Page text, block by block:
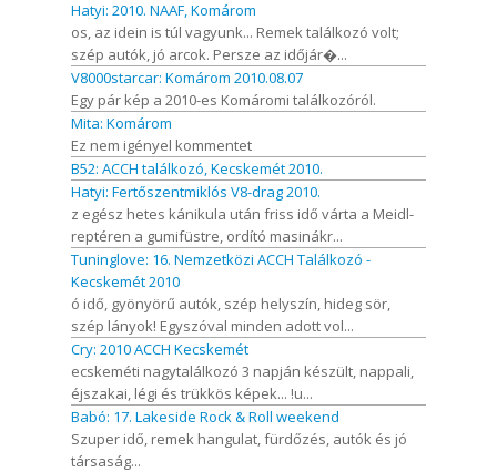
Hatyi: 2010. NAAF, Komárom
os, az idein is túl vagyunk... Remek találkozó volt;
szép autók, jó arcok. Persze az időjár�...
V8000starcar: Komárom 2010.08.07
Egy pár kép a 2010-es Komáromi találkozóról.
Mita: Komárom
Ez nem igényel kommentet
B52: ACCH találkozó, Kecskemét 2010.
Hatyi: Fertőszentmiklós V8-drag 2010.
z egész hetes kánikula után friss idő várta a Meidl-
reptéren a gumifüstre, ordító masinákr...
Tuninglove: 16. Nemzetközi ACCH Találkozó -
Kecskemét 2010
ó idő, gyönyörű autók, szép helyszín, hideg sör,
szép lányok! Egyszóval minden adott vol...
Cry: 2010 ACCH Kecskemét
ecskeméti nagytalálkozó 3 napján készült, nappali,
éjszakai, légi és trükkös képek... !u...
Babó: 17. Lakeside Rock & Roll weekend
Szuper idő, remek hangulat, fürdőzés, autók és jó
társaság...